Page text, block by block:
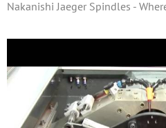
Nakanishi Jaeger Spindles -